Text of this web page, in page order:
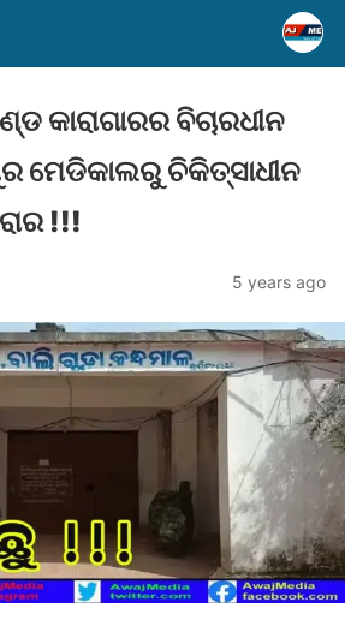
କାରାଗାରର ବିଚାରଧୀନ
ମେଡିକାଲରୁ ଚିକିତ୍ସାଧୀନ
!!!
5 years ago